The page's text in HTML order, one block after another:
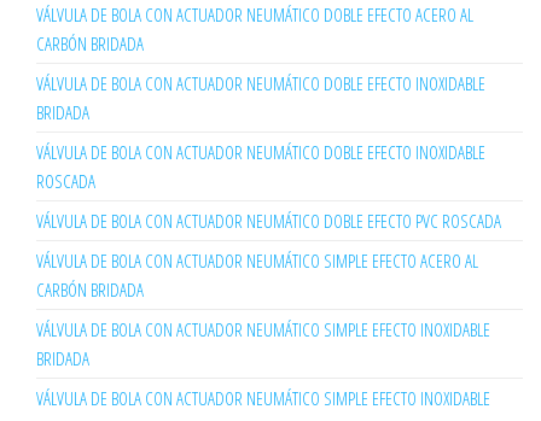
VÁLVULA DE BOLA CON ACTUADOR NEUMÁTICO DOBLE EFECTO ACERO AL
CARBÓN BRIDADA
VÁLVULA DE BOLA CON ACTUADOR NEUMÁTICO DOBLE EFECTO INOXIDABLE
BRIDADA
VÁLVULA DE BOLA CON ACTUADOR NEUMÁTICO DOBLE EFECTO INOXIDABLE
ROSCADA
VÁLVULA DE BOLA CON ACTUADOR NEUMÁTICO DOBLE EFECTO PVC ROSCADA
VÁLVULA DE BOLA CON ACTUADOR NEUMÁTICO SIMPLE EFECTO ACERO AL
CARBÓN BRIDADA
VÁLVULA DE BOLA CON ACTUADOR NEUMÁTICO SIMPLE EFECTO INOXIDABLE
BRIDADA
VÁLVULA DE BOLA CON ACTUADOR NEUMÁTICO SIMPLE EFECTO INOXIDABLE